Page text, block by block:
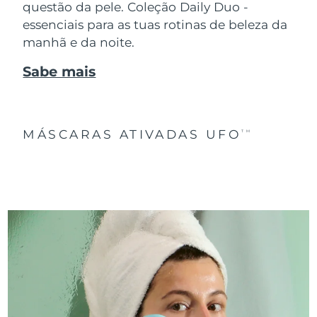
questão da pele. Coleção Daily Duo -
essenciais para as tuas rotinas de beleza da
manhã e da noite.
Sabe mais
MÁSCARAS ATIVADAS UFOTM